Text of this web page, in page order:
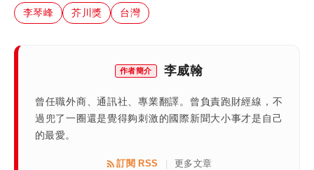
李琴峰 芥川獎 台灣
作者簡介 李威翰
曾任職外商、通訊社、專業翻譯。曾負責跑財經線，不
過兜了一圈還是覺得夠刺激的國際新聞大小事才是自己
的最愛。
訂閱 RSS | 更多文章